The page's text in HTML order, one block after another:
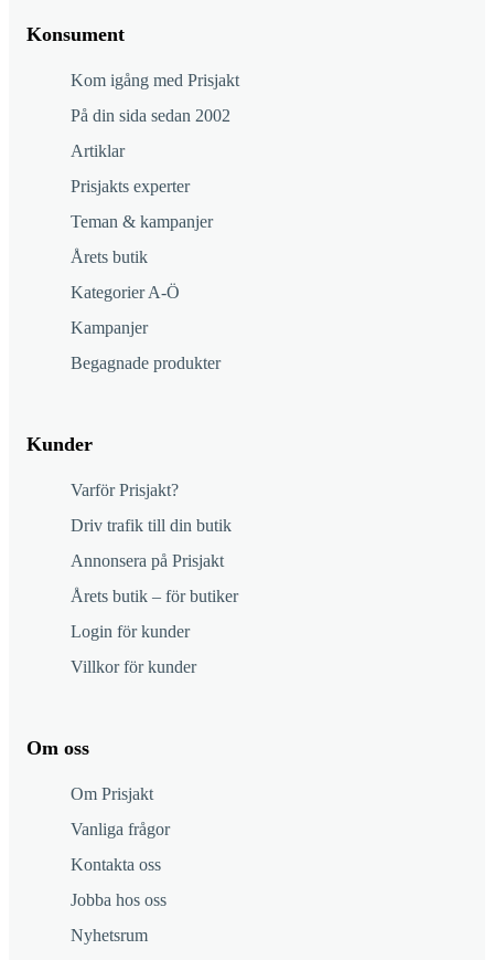
Konsument
Kom igång med Prisjakt
På din sida sedan 2002
Artiklar
Prisjakts experter
Teman & kampanjer
Årets butik
Kategorier A-Ö
Kampanjer
Begagnade produkter
Kunder
Varför Prisjakt?
Driv trafik till din butik
Annonsera på Prisjakt
Årets butik – för butiker
Login för kunder
Villkor för kunder
Om oss
Om Prisjakt
Vanliga frågor
Kontakta oss
Jobba hos oss
Nyhetsrum